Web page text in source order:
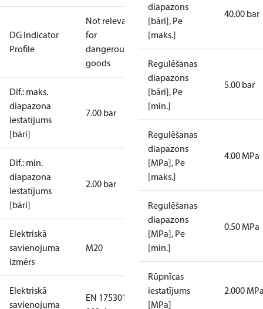
DG Indicator
Profile
Not relevant
for
dangerous
goods
Dif.: maks.
diapazona
iestatījums
[bāri]
7.00 bar
Dif.: min.
diapazona
iestatījums
[bāri]
2.00 bar
Elektriskā
savienojuma
izmērs
M20
Elektriskā
savienojuma
EN 175301-
diapazons
[bāri], Pe
[maks.]
40.00 bar
Regulēšanas
diapazons
[bāri], Pe
[min.]
5.00 bar
Regulēšanas
diapazons
[MPa], Pe
[maks.]
4.00 MPa
Regulēšanas
diapazons
[MPa], Pe
[min.]
0.50 MPa
Rūpnīcas
iestatījums
[MPa]
2.000